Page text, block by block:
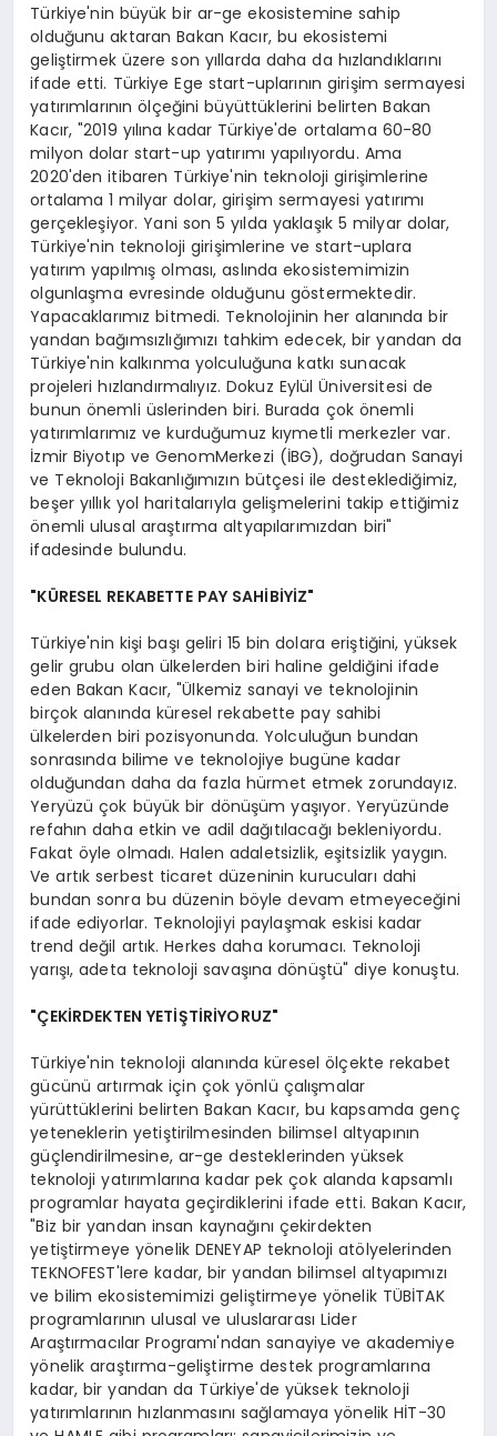
Türkiye'nin büyük bir ar-ge ekosistemine sahip
olduğunu aktaran Bakan Kacır, bu ekosistemi
geliştirmek üzere son yıllarda daha da hızlandıklarını
ifade etti. Türkiye Ege start-uplarının girişim sermayesi
yatırımlarının ölçeğini büyüttüklerini belirten Bakan
Kacır, "2019 yılına kadar Türkiye'de ortalama 60-80
milyon dolar start-up yatırımı yapılıyordu. Ama
2020'den itibaren Türkiye'nin teknoloji girişimlerine
ortalama 1 milyar dolar, girişim sermayesi yatırımı
gerçekleşiyor. Yani son 5 yılda yaklaşık 5 milyar dolar,
Türkiye'nin teknoloji girişimlerine ve start-uplara
yatırım yapılmış olması, aslında ekosistemimizin
olgunlaşma evresinde olduğunu göstermektedir.
Yapacaklarımız bitmedi. Teknolojinin her alanında bir
yandan bağımsızlığımızı tahkim edecek, bir yandan da
Türkiye'nin kalkınma yolculuğuna katkı sunacak
projeleri hızlandırmalıyız. Dokuz Eylül Üniversitesi de
bunun önemli üslerinden biri. Burada çok önemli
yatırımlarımız ve kurduğumuz kıymetli merkezler var.
İzmir Biyotıp ve GenomMerkezi (İBG), doğrudan Sanayi
ve Teknoloji Bakanlığımızın bütçesi ile desteklediğimiz,
beşer yıllık yol haritalarıyla gelişmelerini takip ettiğimiz
önemli ulusal araştırma altyapılarımızdan biri"
ifadesinde bulundu.
"KÜRESEL REKABETTE PAY SAHİBİYİZ"
Türkiye'nin kişi başı geliri 15 bin dolara eriştiğini, yüksek
gelir grubu olan ülkelerden biri haline geldiğini ifade
eden Bakan Kacır, "Ülkemiz sanayi ve teknolojinin
birçok alanında küresel rekabette pay sahibi
ülkelerden biri pozisyonunda. Yolculuğun bundan
sonrasında bilime ve teknolojiye bugüne kadar
olduğundan daha da fazla hürmet etmek zorundayız.
Yeryüzü çok büyük bir dönüşüm yaşıyor. Yeryüzünde
refahın daha etkin ve adil dağıtılacağı bekleniyordu.
Fakat öyle olmadı. Halen adaletsizlik, eşitsizlik yaygın.
Ve artık serbest ticaret düzeninin kurucuları dahi
bundan sonra bu düzenin böyle devam etmeyeceğini
ifade ediyorlar. Teknolojiyi paylaşmak eskisi kadar
trend değil artık. Herkes daha korumacı. Teknoloji
yarışı, adeta teknoloji savaşına dönüştü" diye konuştu.
"ÇEKİRDEKTEN YETİŞTİRİYORUZ"
Türkiye'nin teknoloji alanında küresel ölçekte rekabet
gücünü artırmak için çok yönlü çalışmalar
yürüttüklerini belirten Bakan Kacır, bu kapsamda genç
yeteneklerin yetiştirilmesinden bilimsel altyapının
güçlendirilmesine, ar-ge desteklerinden yüksek
teknoloji yatırımlarına kadar pek çok alanda kapsamlı
programlar hayata geçirdiklerini ifade etti. Bakan Kacır,
"Biz bir yandan insan kaynağını çekirdekten
yetiştirmeye yönelik DENEYAP teknoloji atölyelerinden
TEKNOFEST'lere kadar, bir yandan bilimsel altyapımızı
ve bilim ekosistemimizi geliştirmeye yönelik TÜBİTAK
programlarının ulusal ve uluslararası Lider
Araştırmacılar Programı'ndan sanayiye ve akademiye
yönelik araştırma-geliştirme destek programlarına
kadar, bir yandan da Türkiye'de yüksek teknoloji
yatırımlarının hızlanmasını sağlamaya yönelik HİT-30